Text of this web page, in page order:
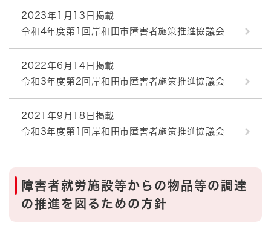
2023年1月13日掲載
令和4年度第1回岸和田市障害者施策推進協議会
2022年6月14日掲載
令和3年度第2回岸和田市障害者施策推進協議会
2021年9月18日掲載
令和3年度第1回岸和田市障害者施策推進協議会
障害者就労施設等からの物品等の調達
の推進を図るための方針